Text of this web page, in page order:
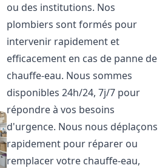
ou des institutions. Nos
plombiers sont formés pour
intervenir rapidement et
efficacement en cas de panne de
chauffe-eau. Nous sommes
disponibles 24h/24, 7j/7 pour
répondre à vos besoins
d'urgence. Nous nous déplaçons
rapidement pour réparer ou
remplacer votre chauffe-eau,